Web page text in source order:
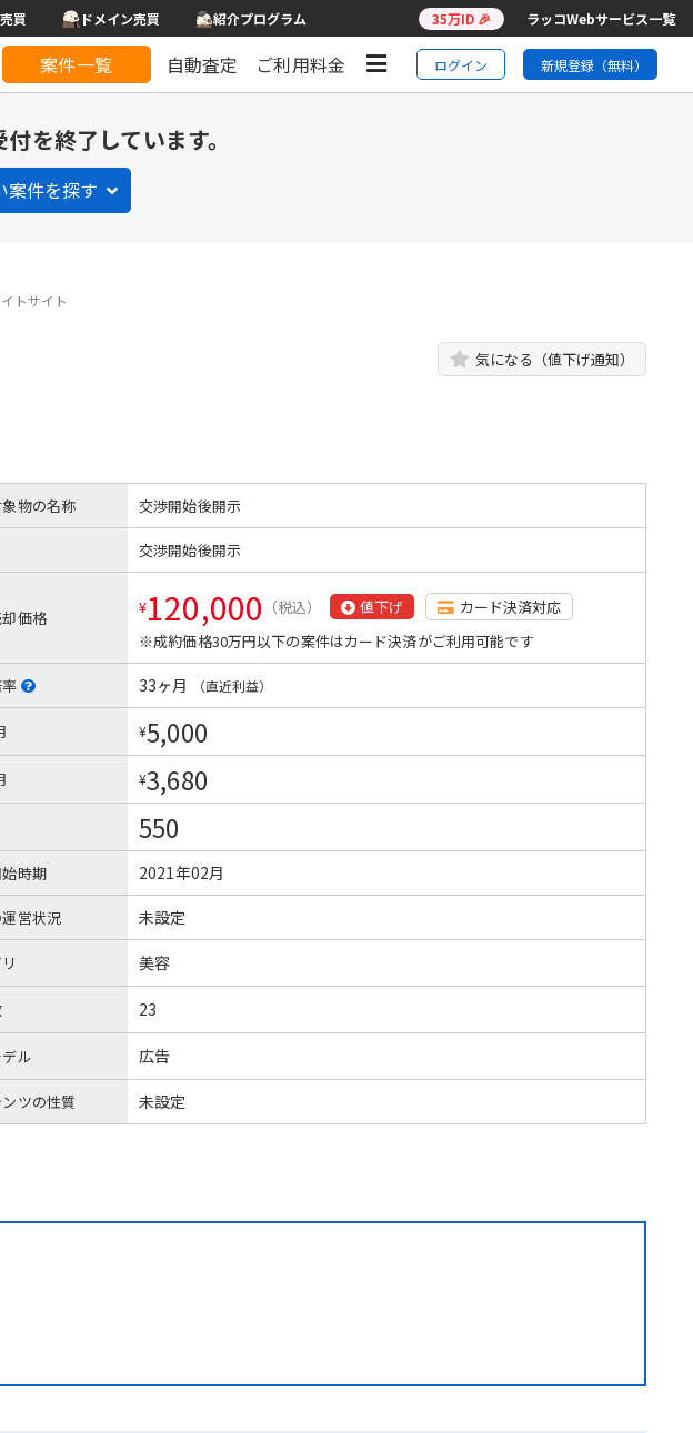
買 ドメイン売買 紹介プログラム 35万ID 🎉 ラッコWebサービス一覧
案件一覧 自動査定 ご利用料金 ログイン 新規登録（無料）
を終了しています。
案件を探す
トサイト
気になる（値下げ通知）
物の名称 交渉開始後開示
交渉開始後開示
価格 ¥120,000 （税込） 値下げ
カード決済対応
※成約価格30万円以下の案件はカード決済がご利用可能です
33ヶ月 （直近利益）
¥5,000
¥3,680
550
時期 2021年02月
営状況 未設定
美容
23
ル 広告
ツの性質 未設定